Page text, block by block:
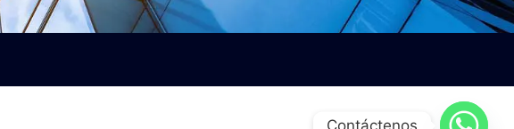
Contáctenos